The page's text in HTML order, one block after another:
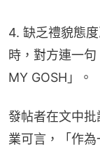
4. 缺乏禮貌態
時，對方連一
MY GOSH」。
發帖者在文中
業可言，「作